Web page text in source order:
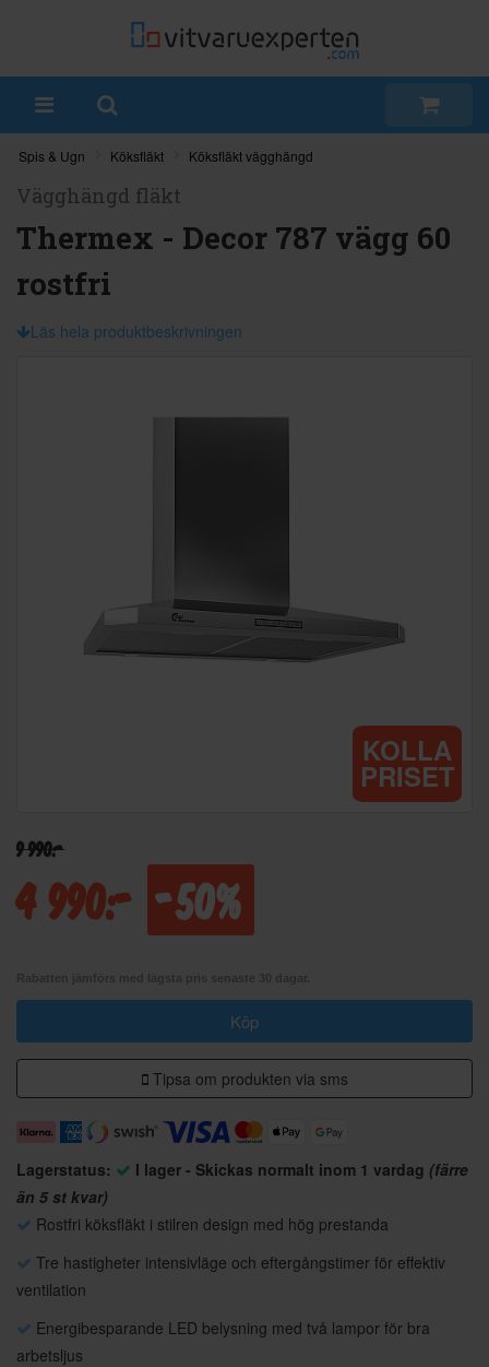
Spis & Ugn Köksfläkt Köksfläkt vägghängd
Vägghängd fläkt
Thermex - Decor 787 vägg 60
rostfri
Läs hela produktbeskrivningen
KOLLA
PRISET
9 990:-
4 990:- -50%
Köp
Tipsa om produkten via sms
Lagerstatus: I lager - Skickas normalt inom 1 vardag (färre
än 5 st kvar)
Rostfri köksfläkt i stilren design med hög prestanda
Tre hastigheter intensivläge och eftergångstimer för effektiv
ventilation
Energibesparande LED belysning med två lampor för bra
arbetsljus